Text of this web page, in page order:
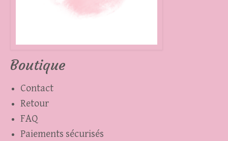
Boutique
Contact
Retour
FAQ
Paiements sécurisés